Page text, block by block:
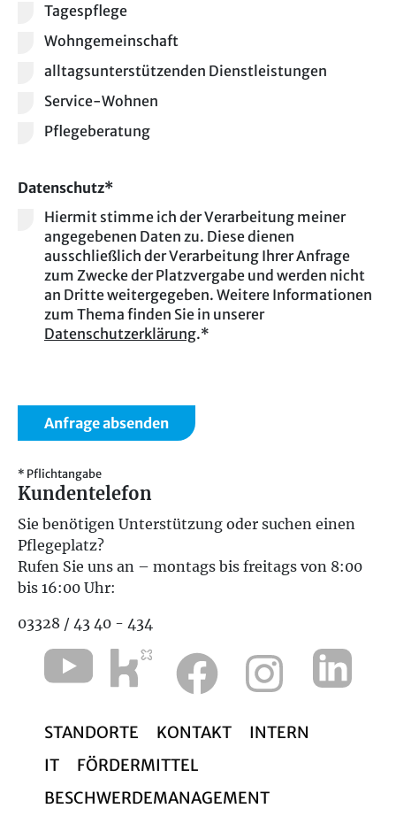
Tagespflege
Wohngemeinschaft
alltagsunterstützenden Dienstleistungen
Service-Wohnen
Pflegeberatung
Datenschutz*
Hiermit stimme ich der Verarbeitung meiner
angegebenen Daten zu. Diese dienen
ausschließlich der Verarbeitung Ihrer Anfrage
zum Zwecke der Platzvergabe und werden nicht
an Dritte weitergegeben. Weitere Informationen
zum Thema finden Sie in unserer
Datenschutzerklärung.*
* Pflichtangabe
Kundentelefon
Sie benötigen Unterstützung oder suchen einen
Pflegeplatz?
Rufen Sie uns an – montags bis freitags von 8:00
bis 16:00 Uhr:
03328 / 43 40 - 434
STANDORTE KONTAKT
INTERN
IT
FÖRDERMITTEL
BESCHWERDEMANAGEMENT